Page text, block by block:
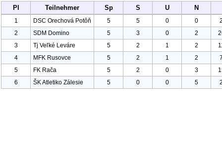
Pl Teilnehmer Sp S U N
1 DSC Orechová Potôň 5 5 0 0
2
SDM Domino 5 3 0 2
3
Tj Veľké Leváre 5 2 1 2
4
MFK Rusovce 5 2 1 2
5
FK Rača 5 2 0 3
6
ŠK Atletiko Zálesie 5 0 0 5